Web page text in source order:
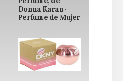
Donna Karan ·
Perfume de Mujer